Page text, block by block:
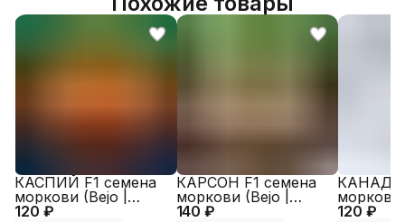
120 ₽
КАСПИЙ F1 семена
моркови (Bejo |
Alexagro)
140 ₽
КАРСОН F1 семена
моркови (Bejo |
Alexagro)
120 ₽
КАНАДА
моркови
Alexagro)